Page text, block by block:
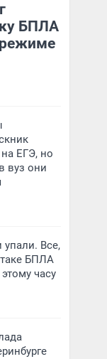
БПЛА
ЕГЭ, но
вуз они
упали. Все,
БПЛА
часу